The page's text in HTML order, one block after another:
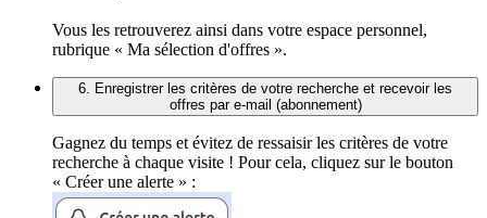
Vous les retrouverez ainsi dans votre espace personnel,
rubrique « Ma sélection d'offres ».
6. Enregistrer les critères de votre recherche et recevoir les
offres par e-mail (abonnement)
Gagnez du temps et évitez de ressaisir les critères de votre
recherche à chaque visite ! Pour cela, cliquez sur le bouton
« Créer une alerte » :